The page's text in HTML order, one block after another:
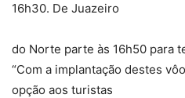
16h30. De Juazeiro
do Norte parte às 16h50 para
“Com a implantação destes
opção aos turistas